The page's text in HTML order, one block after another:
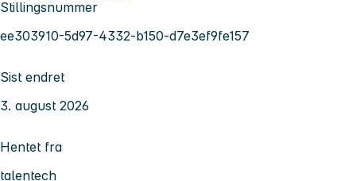
Stillingsnummer
ee303910-5d97-4332-b150-d7e3ef9fe157
Sist endret
3. august 2026
Hentet fra
talentech